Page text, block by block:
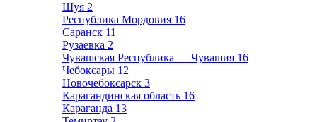
Шуя 2
Республика Мордовия 16
Саранск 11
Рузаевка 2
Чувашская Республика — Чувашия 16
Чебоксары 12
Новочебоксарск 3
Карагандинская область 16
Караганда 13